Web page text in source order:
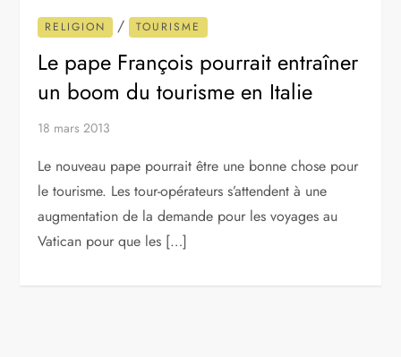
RELIGION / TOURISME
Le pape François pourrait entraîner
un boom du tourisme en Italie
18 mars 2013
Le nouveau pape pourrait être une bonne chose pour
le tourisme. Les tour-opérateurs s’attendent à une
augmentation de la demande pour les voyages au
Vatican pour que les […]